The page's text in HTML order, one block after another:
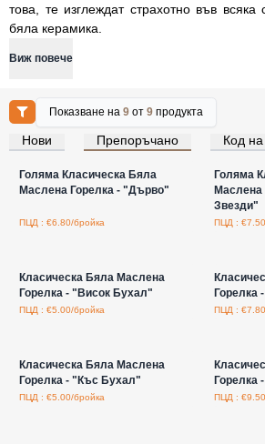
това, те изглеждат страхотно във всяка
бяла керамика.
Виж повече
Показване на9 от9 продукта
Нови Препоръчано Код на
Влезте за цени на едро
Голяма Класическа Бяла
Маслена Горелка - "Дърво"
ПЦД : €6.80/бройка
Голяма
Маслена
Звезди"
ПЦД :
Класическа Бяла Маслена
Горелка - "Висок Бухал"
ПЦД : €5.00/бройка
Горелка
ПЦД :
Класическа Бяла Маслена
Горелка - "Къс Бухал"
ПЦД : €5.00/бройка
Горелка
ПЦД :